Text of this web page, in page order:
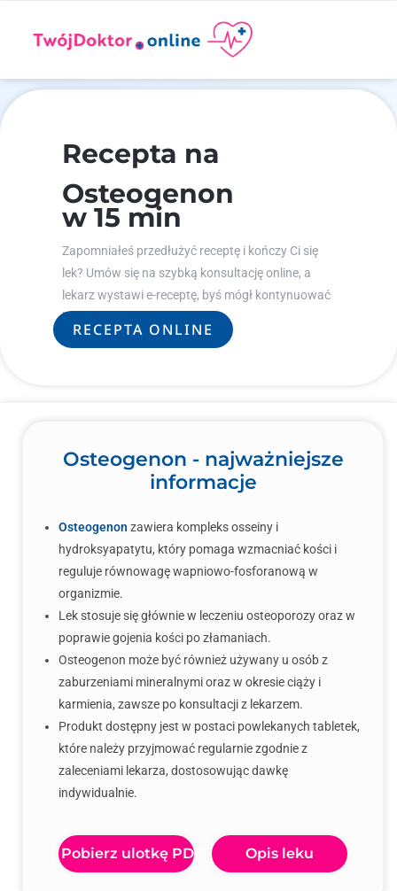
Recepta na
Osteogenon
w 15 min
Zapomniałeś przedłużyć receptę i kończy Ci się
lek? Umów się na szybką konsultację online, a
lekarz wystawi e-receptę, byś mógł kontynuować
leczenie.
RECEPTA ONLINE
Osteogenon - najważniejsze
informacje
Osteogenon zawiera kompleks osseiny i
hydroksyapatytu, który pomaga wzmacniać kości i
reguluje równowagę wapniowo-fosforanową w
organizmie.
Lek stosuje się głównie w leczeniu osteoporozy oraz w
poprawie gojenia kości po złamaniach.
Osteogenon może być również używany u osób z
zaburzeniami mineralnymi oraz w okresie ciąży i
karmienia, zawsze po konsultacji z lekarzem.
Produkt dostępny jest w postaci powlekanych tabletek,
które należy przyjmować regularnie zgodnie z
zaleceniami lekarza, dostosowując dawkę
indywidualnie.
Pobierz ulotkę PDF Opis leku